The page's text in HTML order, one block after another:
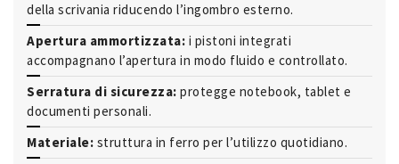
della scrivania riducendo l’ingombro esterno.
Apertura ammortizzata: i pistoni integrati
accompagnano l’apertura in modo fluido e controllato.
Serratura di sicurezza: protegge notebook, tablet e
documenti personali.
Materiale: struttura in ferro per l’utilizzo quotidiano.